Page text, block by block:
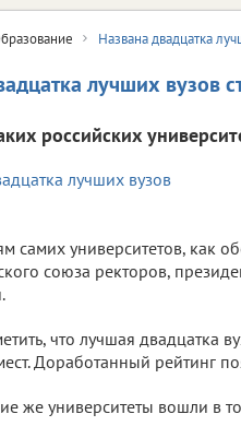
Названа двадцатка
лучших вузов
российских
самих университетов, как
союза ректоров,
что лучшая двадцатка
Доработанный рейтинг
же университеты вошли в